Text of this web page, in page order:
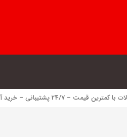
– خرید آسان با پرداخت الکترونیک